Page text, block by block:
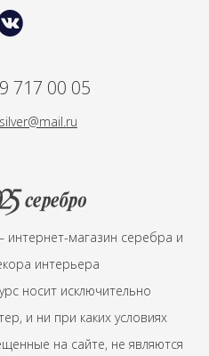
717 00 05
магазин серебра и
интерьера
носит исключительно
и ни при каких условиях
на сайте, не являются